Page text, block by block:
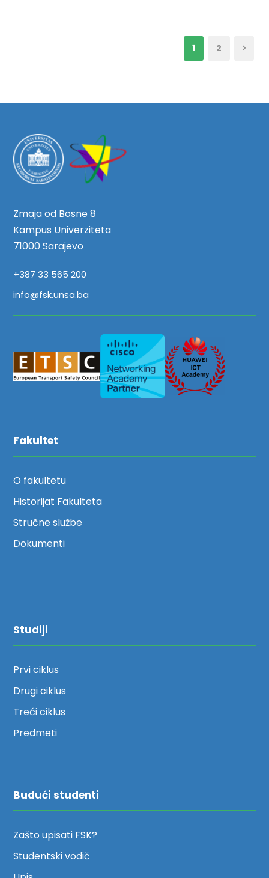
1 2
Zmaja od Bosne 8
Kampus Univerziteta
71000 Sarajevo
+387 33 565 200
info@fsk.unsa.ba
Fakultet
O fakultetu
Historijat Fakulteta
Stručne službe
Dokumenti
Studiji
Prvi ciklus
Drugi ciklus
Treći ciklus
Predmeti
Budući studenti
Zašto upisati FSK?
Studentski vodič